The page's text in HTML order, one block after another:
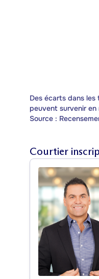
Des écarts dans
peuvent survenir en
Source :
Courtier